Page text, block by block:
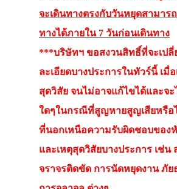
จะเดินทางตรงกับวันหยุดสามาร
ทางได้ภายใน 7 วันก่อนเดินทาง
***บริษัทฯ ขอสงวนสิทธิ์ที่จะเปลี่
ละเอียดบางประการในทัวร์นี้ เมื่อ
สุดวิสัย จนไม่อาจแก้ไขได้และจ
ใดๆในกรณีที่สูญหายสูญเสียหรือ
ที่นอกเหนือความรับผิดชอบของ
และเหตุสุดวิสัยบางประการ เช่น
จราจรติดขัด การนัดหยุดงาน ภัย